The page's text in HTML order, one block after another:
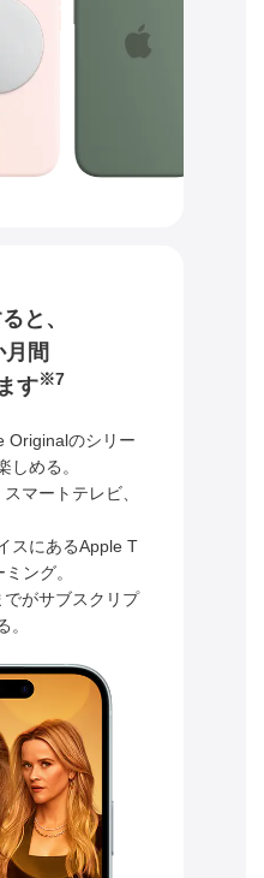
と、
間
す※7
Originalのシリー
しめる。
マートテレビ、
スにあるApple T
ング。
でがサブスクリプ